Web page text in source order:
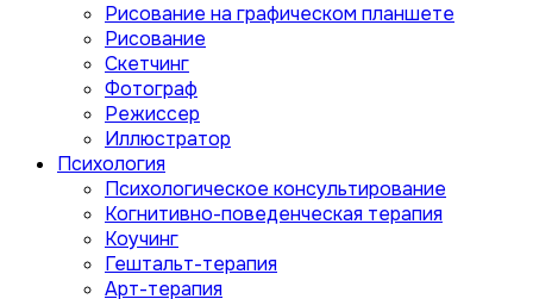
Рисование на графическом планшете
Рисование
Скетчинг
Фотограф
Режиссер
Иллюстратор
Психология
Психологическое консультирование
Когнитивно-поведенческая терапия
Коучинг
Гештальт-терапия
Арт-терапия